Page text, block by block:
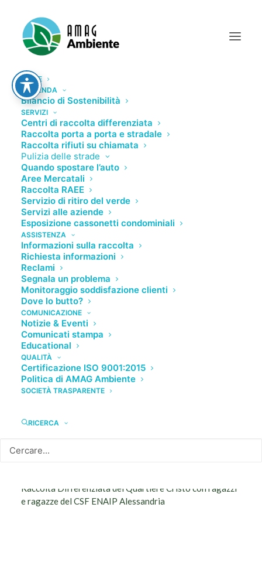
HOME
L’AZIENDA
Bilancio di Sostenibilità
SERVIZI
Centri di raccolta differenziata
Raccolta porta a porta e stradale
Raccolta rifiuti su chiamata
Pulizia delle strade
Quando spostare l’auto
Aree Mercatali
Raccolta RAEE
Servizio di ritiro del verde
Servizi alle aziende
Esposizione cassonetti condominiali
ASSISTENZA
Informazioni sulla raccolta
Richiesta informazioni
Reclami
Segnala un problema
Monitoraggio soddisfazione clienti
Dove lo butto?
COMUNICAZIONE
Notizie & Eventi
Comunicati stampa
Educational
QUALITÀ
Certificazione ISO 9001:2015
Politica di AMAG Ambiente
SOCIETÀ TRASPARENTE
RICERCA
NOTIZIE RECENTI
Eventi alluvionali nei sobborghi di Alessandria:
Valmadonna, Valle San Bartolomeo e San Michele
Il 13 marzo riparte la raccolta gratuita del verde a
domicilio nei sobborghi di Alessandria
raccolta differenziata del verde porta a porta nei
San Baudolino chiusura uffici al pubblico
Raccolta Differenziata del Quartiere Cristo con ragazzi
e ragazze del CSF ENAIP Alessandria